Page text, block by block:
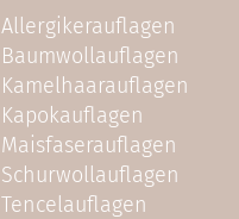
Allergikerauflagen
Baumwollauflagen
Kamelhaarauflagen
Kapokauflagen
Maisfaserauflagen
Schurwollauflagen
Tencelauflagen